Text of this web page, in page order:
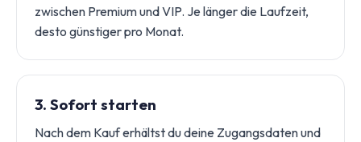
zwischen Premium und VIP. Je länger die Laufzeit,
desto günstiger pro Monat.
3. Sofort starten
Nach dem Kauf erhältst du deine Zugangsdaten und